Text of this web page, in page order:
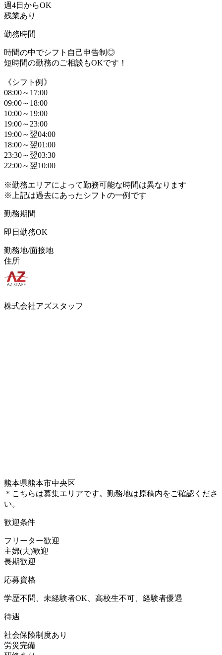
週4日からOK
残業あり
勤務時間
時間の中でシフト自己申告制◎
短時間の勤務のご相談もOKです！
《シフト例》
08:00～17:00
09:00～18:00
10:00～19:00
19:00～23:00
19:00～翌04:00
18:00～翌01:00
23:30～翌03:30
22:00～翌10:00
※勤務エリアによって勤務可能な時間は異なります
※上記は過去にあったシフトの一例です
勤務期間
即日勤務OK
勤務地/面接地
住所
株式会社アズスタッフ
熊本県熊本市中央区
＊こちらは募集エリアです。勤務地は原稿内をご確認くださ
い。
歓迎条件
フリーター歓迎
主婦(夫)歓迎
長期歓迎
応募資格
学歴不問、未経験者OK、高校生不可、経験者優遇
待遇
社会保険制度あり
労災完備